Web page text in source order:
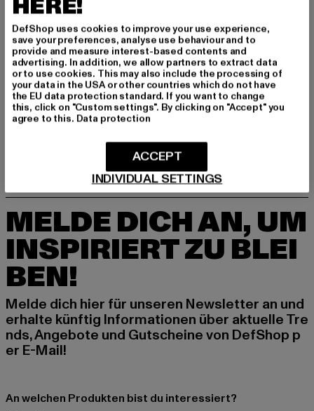
FLEXFIT
Unipanel Melange Cap
14,99 EUR
Derzeitiger Preis: 14,99 EUR
24,99 EURAktionspreis: 24,99 EUR
MELDE DICH AN, UM
INSPIRIERT ZU BLEI
BEN!
Melde dich hier für unseren Newsletter an und
erhalte künftig Informationen über aktuelle Tre
nds, Angebote und Gutscheine von DefShop p
er E-Mail!
An welchen Produkten bist du interessiert?
HERE!
DefShop uses cookies to improve your use experience,
save your preferences, analyse use behaviour and to
provide and measure interest-based contents and
advertising. In addition, we allow partners to extract data
or to use cookies. This may also include the processing of
your data in the USA or other countries which do not have
the EU data protection standard. If you want to change
this, click on "Custom settings". By clicking on "Accept" you
agree to this. Data protection
INDIVIDUAL SETTINGS
ACCEPT